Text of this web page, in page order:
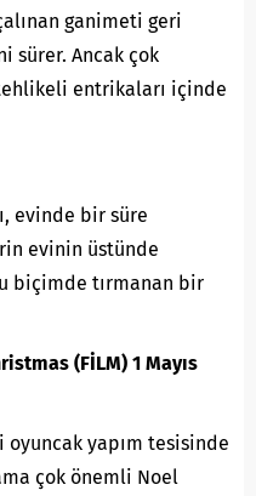
ganimeti geri
sürer. Ancak çok
entrikaları içinde
evinde bir süre
evinin üstünde
biçimde tırmanan bir
(FİLM) 1 Mayıs
oyuncak yapım tesisinde
çok önemli Noel